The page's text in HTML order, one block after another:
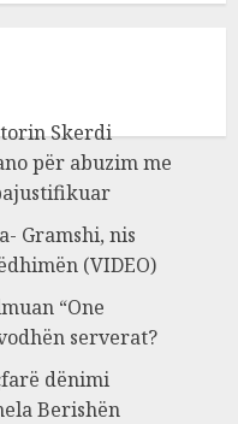
Skerdi
për abuzim me
Gramshi, nis
(VIDEO)
“One
serverat?
dënimi
Berishën